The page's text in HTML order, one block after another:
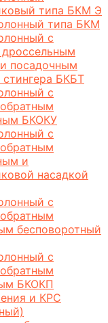
типа БКМ Э
типа БКМ
с
посадочным
БКБТ
с
БКОКУ
с
и
насадкой
с
бесповоротный
с
БКОКП
и КРС